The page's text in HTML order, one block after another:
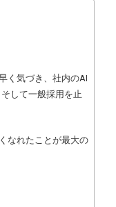
く気づき、社内のAI
して一般採用を止
なれたことが最大の